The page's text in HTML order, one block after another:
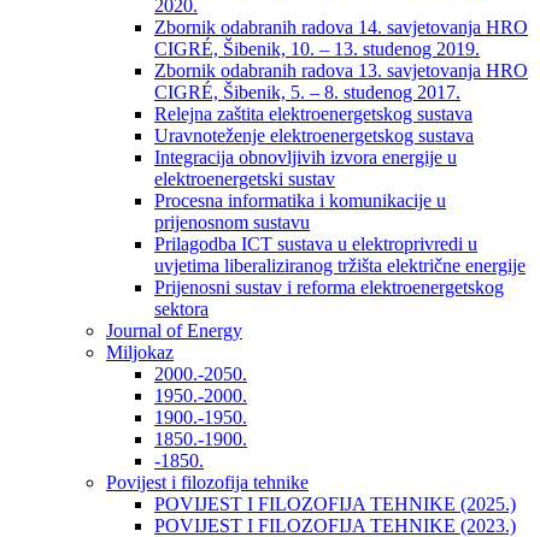
2020.
Zbornik odabranih radova 14. savjetovanja HRO
CIGRÉ, Šibenik, 10. – 13. studenog 2019.
Zbornik odabranih radova 13. savjetovanja HRO
CIGRÉ, Šibenik, 5. – 8. studenog 2017.
Relejna zaštita elektroenergetskog sustava
Uravnoteženje elektroenergetskog sustava
Integracija obnovljivih izvora energije u
elektroenergetski sustav
Procesna informatika i komunikacije u
prijenosnom sustavu
Prilagodba ICT sustava u elektroprivredi u
uvjetima liberaliziranog tržišta električne energije
Prijenosni sustav i reforma elektroenergetskog
sektora
Journal of Energy
Miljokaz
2000.-2050.
1950.-2000.
1900.-1950.
1850.-1900.
-1850.
Povijest i filozofija tehnike
POVIJEST I FILOZOFIJA TEHNIKE (2025.)
POVIJEST I FILOZOFIJA TEHNIKE (2023.)